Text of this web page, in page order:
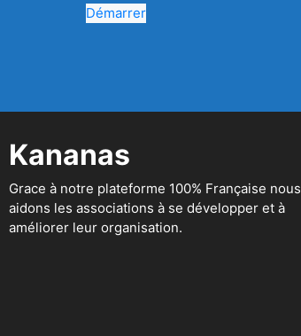
Démarrer
Kananas
Grace à notre plateforme 100% Française nous
aidons les associations à se développer et à
améliorer leur organisation.